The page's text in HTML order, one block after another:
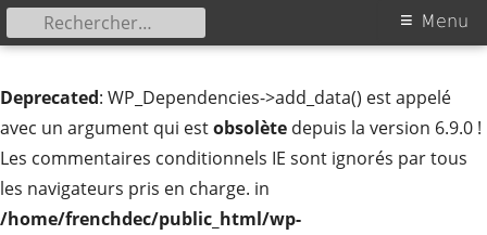
Deprecated: WP_Dependencies->add_data() est appelé
avec un argument qui estobsolète depuis la version 6.9.0 !
Les commentaires conditionnels IE sont ignorés par tous
les navigateurs pris en charge. in
/home/frenchdec/public_html/wp-
Menu
Menu
Rechercher :